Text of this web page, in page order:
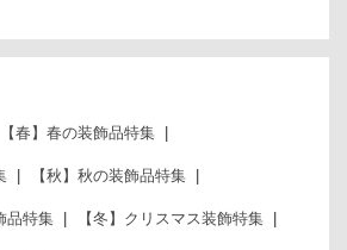
【春】春の装飾品特集
【秋】秋の装飾品特集
品特集 【冬】クリスマス装飾特集